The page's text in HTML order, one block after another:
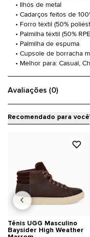
• Ilhós de metal
• Cadarços feitos de
• Forro têxtil (50%
• Palmilha têxtil (50%
• Palmilha de espuma
• Cupsole de borracha
• Melhor para: Casual,
Avaliações (0)
Recomendado para você
Tênis UGG Masculino
Baysider High Weather